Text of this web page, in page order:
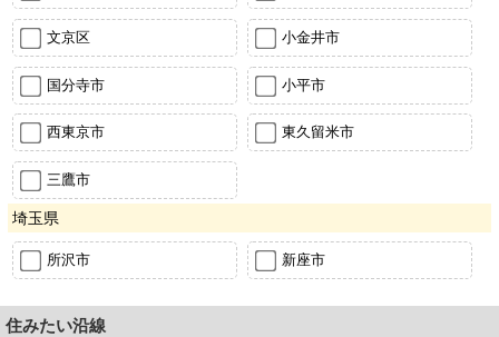
文京区 小金井市
国分寺市 小平市
西東京市 東久留米市
三鷹市
埼玉県
所沢市 新座市
住みたい沿線